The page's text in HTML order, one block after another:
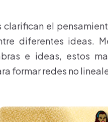
clarifican el
diferentes ideas.
e ideas, estos
formar redes no